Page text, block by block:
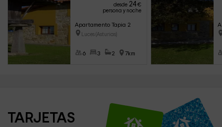
desde 24€
persona y noche
Apartamento Tapia 2
Luces (Asturias)
6 3 2 7km
TARJETAS